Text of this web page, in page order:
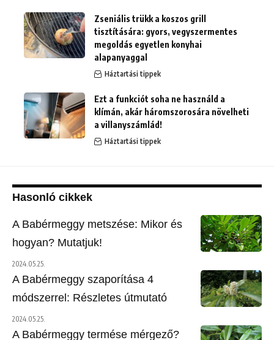
Zseniális trükk a koszos grill
tisztítására: gyors, vegyszermentes
megoldás egyetlen konyhai
alapanyaggal
Háztartási tippek
Ezt a funkciót soha ne használd a
klímán, akár háromszorosára növelheti
a villanyszámlád!
Háztartási tippek
Hasonló cikkek
A Babérmeggy metszése: Mikor és
hogyan? Mutatjuk!
2024.05.25.
A Babérmeggy szaporítása 4
módszerrel: Részletes útmutató
2024.05.25.
A Babérmeggy termése mérgező?